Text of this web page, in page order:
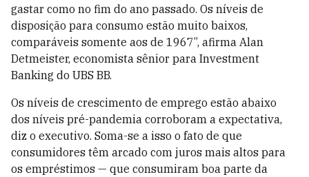
gastar como no fim do ano passado. Os níveis de
disposição para consumo estão muito baixos,
comparáveis somente aos de 1967”, afirma Alan
Detmeister, economista sênior para Investment
Banking do UBS BB.
Os níveis de crescimento de emprego estão abaixo
dos níveis pré-pandemia corroboram a expectativa,
diz o executivo. Soma-se a isso o fato de que
consumidores têm arcado com juros mais altos para
os empréstimos — que consumiram boa parte da